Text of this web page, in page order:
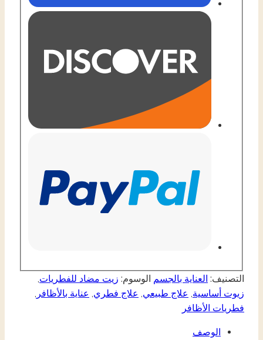
التصنيف: العناية بالجسم الوسوم: زيت مضاد للفطريات
زيوت أساسية علاج طبيعي علاج فطري عناية بالأظافر
فطريات الأظافر
الوصف